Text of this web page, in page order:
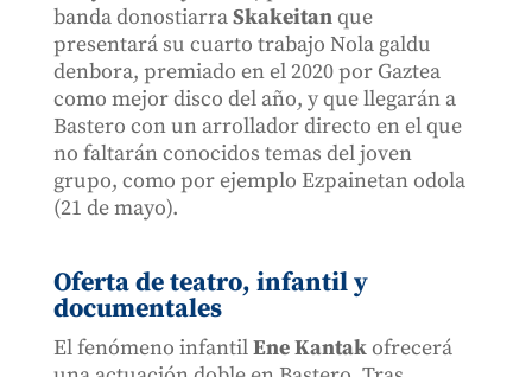
banda donostiarraSkakeitanque
presentará su cuarto trabajo Nola galdu
denbora, premiado en el 2020 por Gaztea
como mejor disco del año, y que llegarán a
Bastero con un arrollador directo en el que
no faltarán conocidos temas del joven
grupo, como por ejemplo Ezpainetan odola
(21 de mayo).
Oferta de teatro, infantil y
documentales
El fenómeno infantilEne Kantakofrecerá